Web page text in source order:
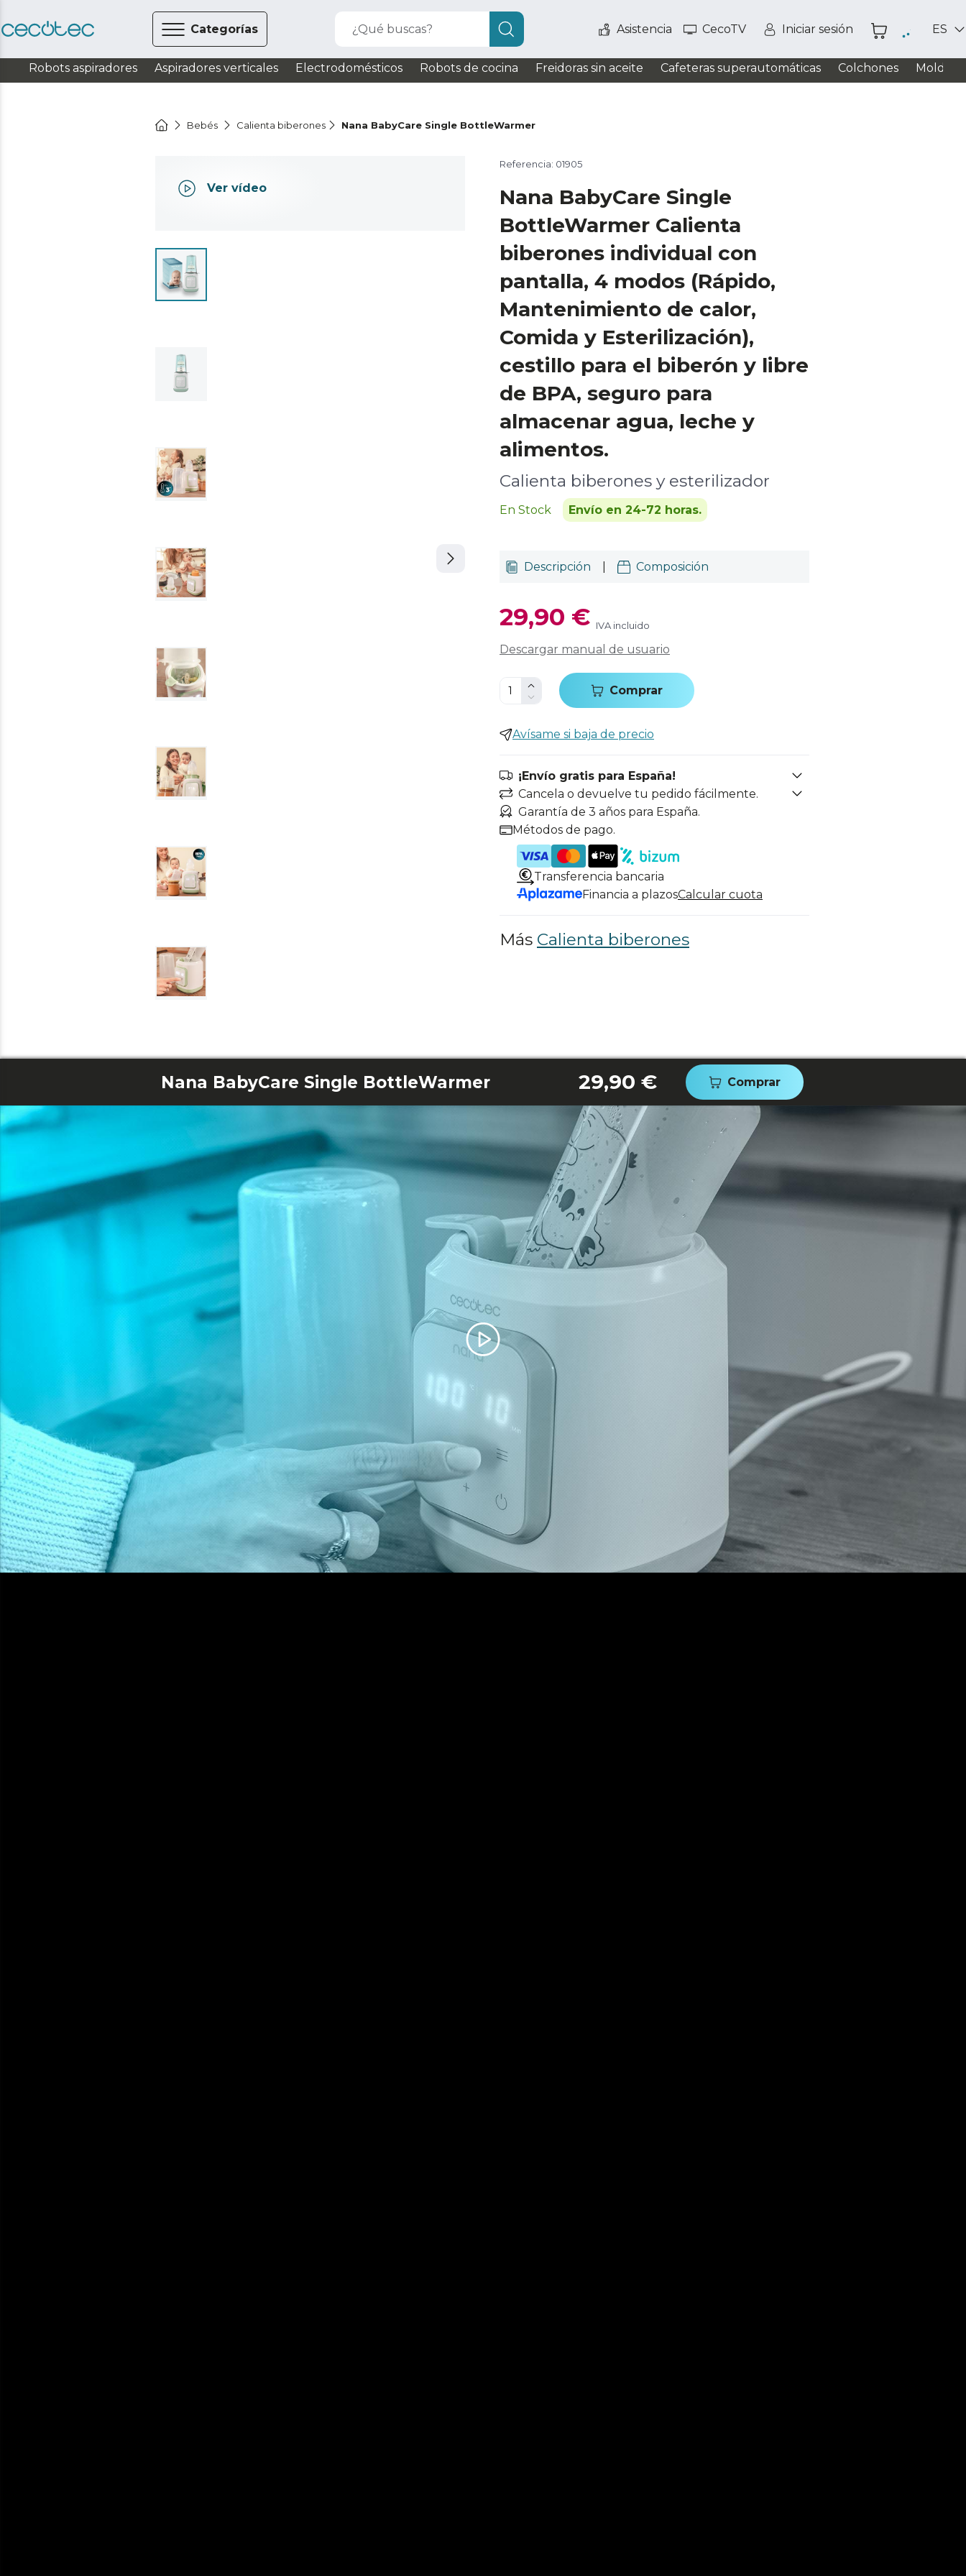
Categorías ¿Qué buscas? Asistencia CecoTV Iniciar sesión ES
Robots aspiradores Aspiradores verticales Electrodomésticos Robots de cocina Freidoras sin aceite Cafeteras superautomáticas Colchones
Bebés Calienta biberones Nana BabyCare Single BottleWarmer
Ver vídeo
Referencia: 01905
Nana BabyCare Single
BottleWarmer Calienta
biberones individual con
pantalla, 4 modos (Rápido,
Mantenimiento de calor,
Comida y Esterilización),
cestillo para el biberón y libre
de BPA, seguro para
almacenar agua, leche y
alimentos.
Calienta biberones y esterilizador
En Stock Envío en 24-72 horas.
Descripción Composición
29,90 € IVA incluido
Descargar manual de usuario
Comprar
Avísame si baja de precio
¡Envío gratis para España!
Cancela o devuelve tu pedido fácilmente.
Garantía de 3 años para España.
Métodos de pago.
Transferencia bancaria
Financia a plazosCalcular cuota
Más Calienta biberones
Nana BabyCare Single BottleWarmer 29,90 € Comprar